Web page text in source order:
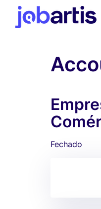
Fechado